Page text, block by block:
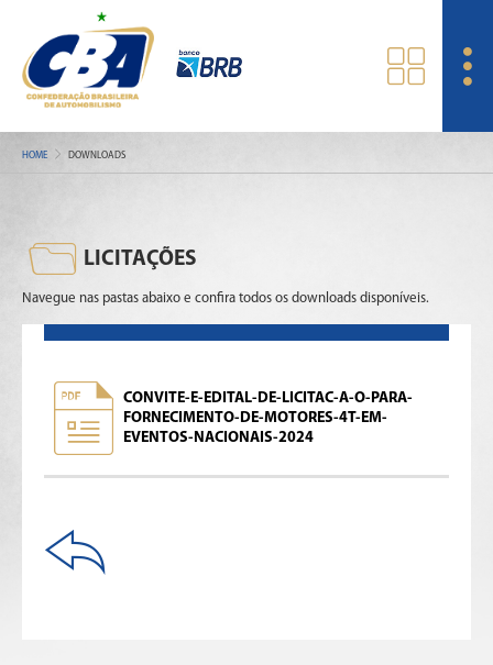
HOME DOWNLOADS
LICITAÇÕES
Navegue nas pastas abaixo e confira todos os downloads disponíveis.
CONVITE-E-EDITAL-DE-LICITAC-A-O-PARA-
FORNECIMENTO-DE-MOTORES-4T-EM-
EVENTOS-NACIONAIS-2024